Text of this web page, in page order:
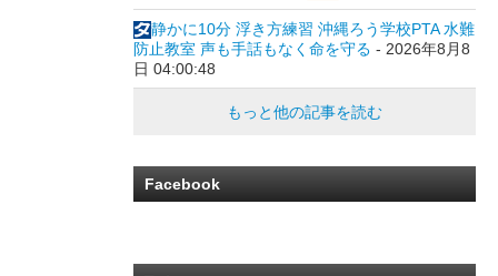
静かに10分 浮き方練習 沖縄ろう学校PTA 水難
防止教室 声も手話もなく命を守る - 2026年8月8
日 04:00:48
もっと他の記事を読む
Facebook